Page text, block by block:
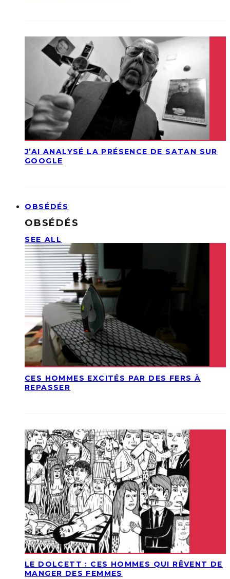
J’AI ANALYSÉ LA PRÉSENCE DE SATAN SUR
GOOGLE
OBSÉDÉS
OBSÉDÉS
SEE ALL
CES HOMMES EXCITÉS PAR DES FERS À
REPASSER
LE DOLCETT : CES HOMMES QUI RÊVENT DE
MANGER DES FEMMES